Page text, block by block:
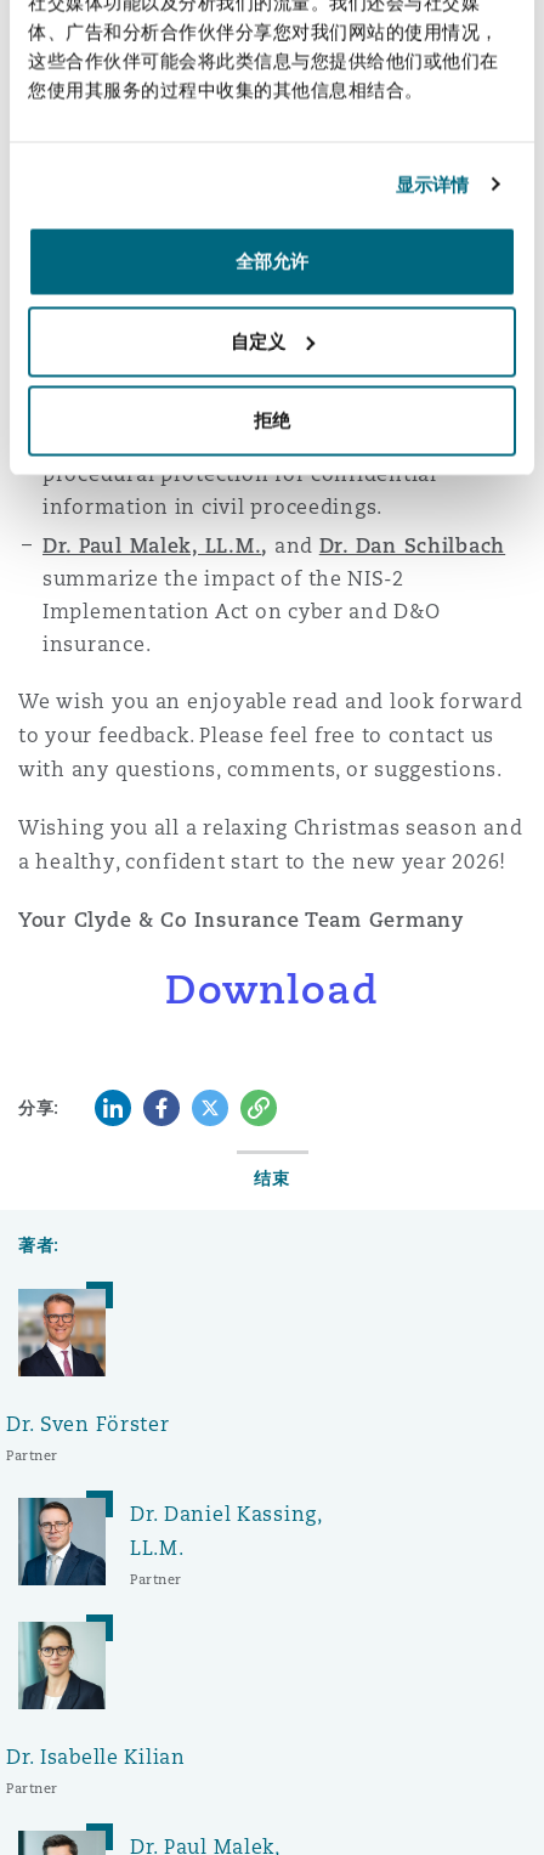
体、广告和分析合作伙伴分享您对我们网站的使用情况，
这些合作伙伴可能会将此类信息与您提供给他们或他们在
您使用其服务的过程中收集的其他信息相结合。
显示详情
全部允许
自定义
拒绝
With thisQuarterly Update 04/2025, we once
again provide you with an overview of current
present an overview of the draft bill to
modernize product liability law based on the
new Product Liability Directive.
Dr. Sven Förster, Karin Schäffer,andAlina
explain the new regulation in § 273a ZPO,
procedural protection for confidential
information in civil proceedings.
Dr. Paul Malek, LL.M., and Dr. Dan Schilbach
summarize the impact of the NIS-2
Implementation Act on cyber and D&O
insurance.
We wish you an enjoyable read and look forward
to your feedback. Please feel free to contact us
with any questions, comments, or suggestions.
Wishing you all a relaxing Christmas season and
a healthy, confident start to the new year 2026!
Your Clyde & Co Insurance Team Germany
Download
分享: LinkedInFacebook
Twitter复制
结束
著者:
Dr. Sven Förster
Partner
Dr. Daniel Kassing,
LL.M.
Partner
Dr. Isabelle Kilian
Partner
Dr. Paul Malek,